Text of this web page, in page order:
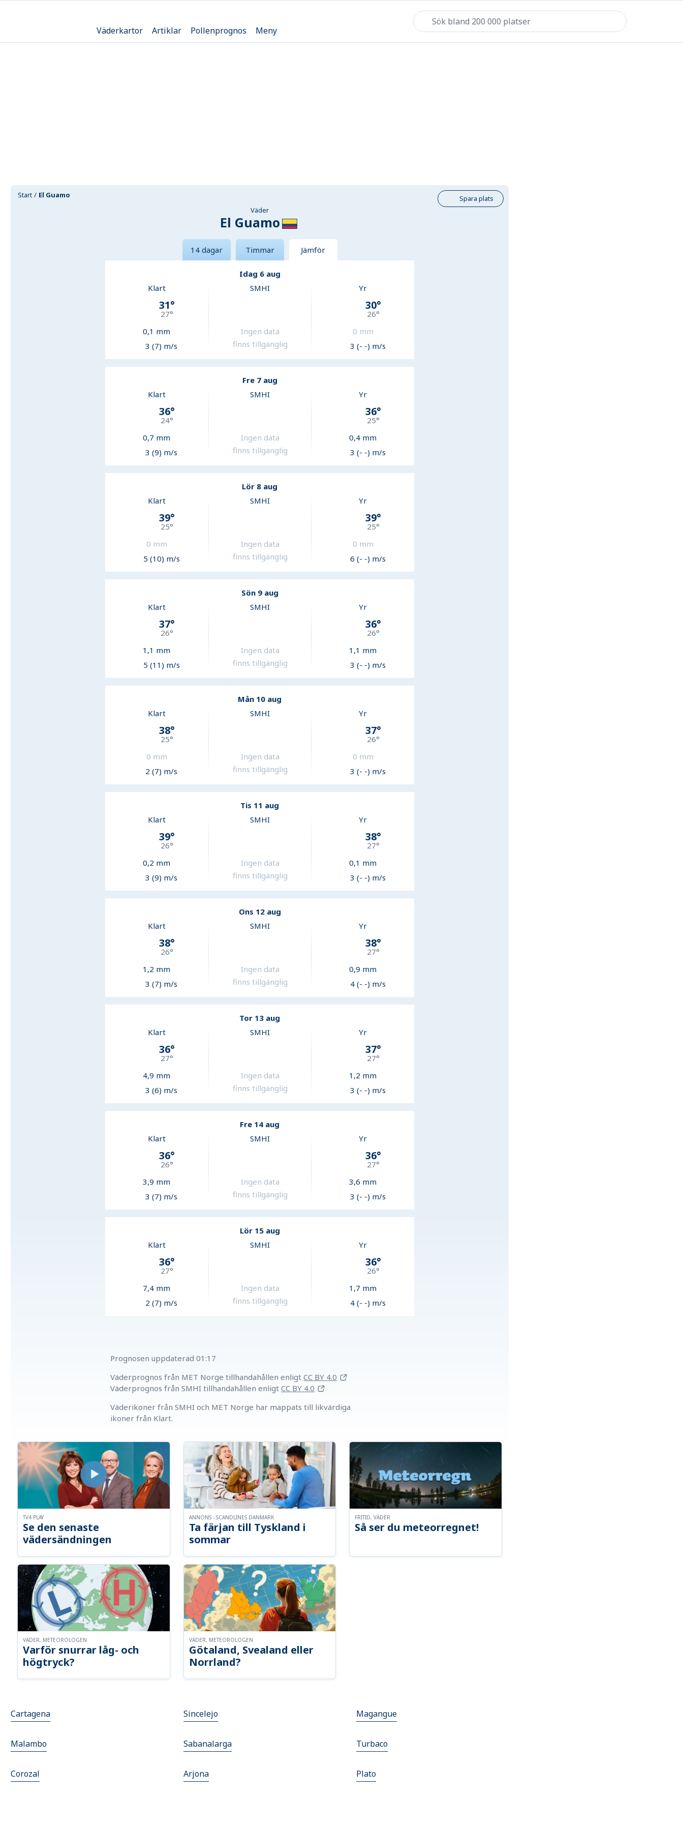
Väderkartor Artiklar Pollenprognos Meny
Start El Guamo
Spara plats
Väder
El Guamo
14 dagar Timmar Jämför
Idag 6 aug
Klart
31°
27°
0,1 mm
3 (7) m/s
SMHI
Ingen data
finns tillgänglig
Yr
30°
26°
0 mm
3 (- -) m/s
Fre 7 aug
Klart
36°
24°
0,7 mm
3 (9) m/s
SMHI
Ingen data
finns tillgänglig
Yr
36°
25°
0,4 mm
3 (- -) m/s
Lör 8 aug
Klart
39°
25°
0 mm
5 (10) m/s
SMHI
Ingen data
finns tillgänglig
Yr
39°
25°
0 mm
6 (- -) m/s
Sön 9 aug
Klart
37°
26°
1,1 mm
5 (11) m/s
SMHI
Ingen data
finns tillgänglig
Yr
36°
26°
1,1 mm
3 (- -) m/s
Mån 10 aug
Klart
38°
25°
0 mm
2 (7) m/s
SMHI
Ingen data
finns tillgänglig
Yr
37°
26°
0 mm
3 (- -) m/s
Tis 11 aug
Klart
39°
26°
0,2 mm
3 (9) m/s
SMHI
Ingen data
finns tillgänglig
Yr
38°
27°
0,1 mm
3 (- -) m/s
Ons 12 aug
Klart
38°
26°
1,2 mm
3 (7) m/s
SMHI
Ingen data
finns tillgänglig
Yr
38°
27°
0,9 mm
4 (- -) m/s
Tor 13 aug
Klart
36°
27°
4,9 mm
3 (6) m/s
SMHI
Ingen data
finns tillgänglig
Yr
37°
27°
1,2 mm
3 (- -) m/s
Fre 14 aug
Klart
36°
26°
3,9 mm
3 (7) m/s
SMHI
Ingen data
finns tillgänglig
Yr
36°
27°
3,6 mm
3 (- -) m/s
Lör 15 aug
Klart
36°
27°
7,4 mm
2 (7) m/s
SMHI
Ingen data
finns tillgänglig
Yr
36°
26°
1,7 mm
4 (- -) m/s
Prognosen uppdaterad 01:17
Väderprognos från MET Norge tillhandahållen enligt CC BY 4.0
Väderprognos från SMHI tillhandahållen enligt CC BY 4.0
Väderikoner från SMHI och MET Norge har mappats till likvärdiga
ikoner från Klart.
Se den senaste
vädersändningen
TV4 PLAY
Ta färjan till Tyskland i
sommar
ANNONS - SCANDLINES DANMARK
Så ser du meteorregnet!
FRITID, VÄDER
Varför snurrar låg- och
högtryck?
VÄDER, METEOROLOGEN
Götaland, Svealand eller
Norrland?
VÄDER, METEOROLOGEN
Cartagena Sincelejo Magangue
Malambo Sabanalarga Turbaco
Corozal Arjona Plato